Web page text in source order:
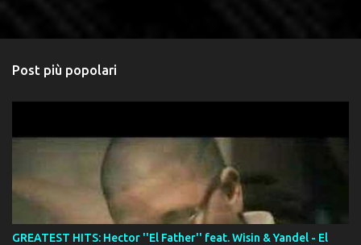
Post più popolari
GREATEST HITS: Hector ''El Father'' feat. Wisin & Yandel - El